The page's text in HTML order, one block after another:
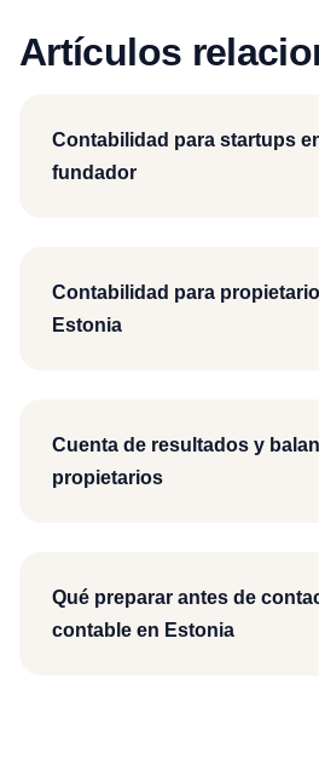
Artículos
Contabilidad para startups
fundador
Contabilidad para
Estonia
Cuenta de resultados y
propietarios
Qué preparar antes de
contable en Estonia